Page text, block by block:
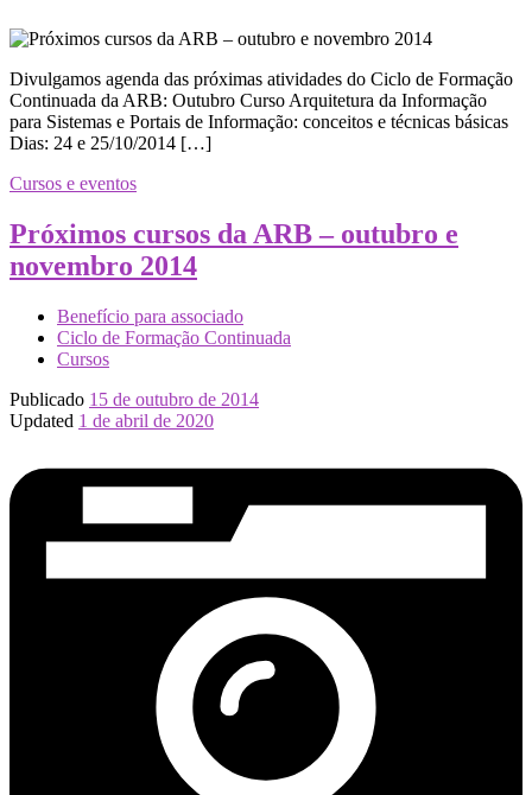
Divulgamos agenda das próximas atividades do Ciclo de Formação
Continuada da ARB: Outubro Curso Arquitetura da Informação
para Sistemas e Portais de Informação: conceitos e técnicas básicas
Dias: 24 e 25/10/2014 […]
Cursos e eventos
Próximos cursos da ARB – outubro e
novembro 2014
Benefício para associado
Ciclo de Formação Continuada
Cursos
Publicado 15 de outubro de 2014
Updated 1 de abril de 2020